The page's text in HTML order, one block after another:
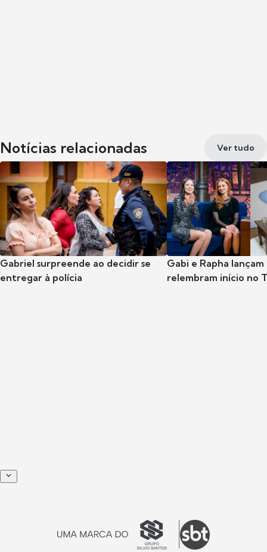
Notícias relacionadas Ver tudo
Gabriel surpreende ao decidir se
entregar à polícia
Gabi e Rapha
relembram início no